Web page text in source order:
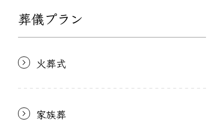
葬儀プラン
火葬式
家族葬